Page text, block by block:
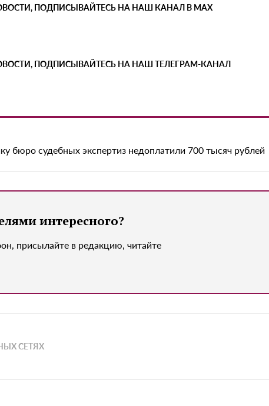
ПОДПИСЫВАЙТЕСЬ НА НАШ КАНАЛ В MAX
ПОДПИСЫВАЙТЕСЬ НА НАШ ТЕЛЕГРАМ-КАНАЛ
бюро судебных экспертиз недоплатили 700 тысяч рублей
интересного?
присылайте в редакцию, читайте
СЕТЯХ